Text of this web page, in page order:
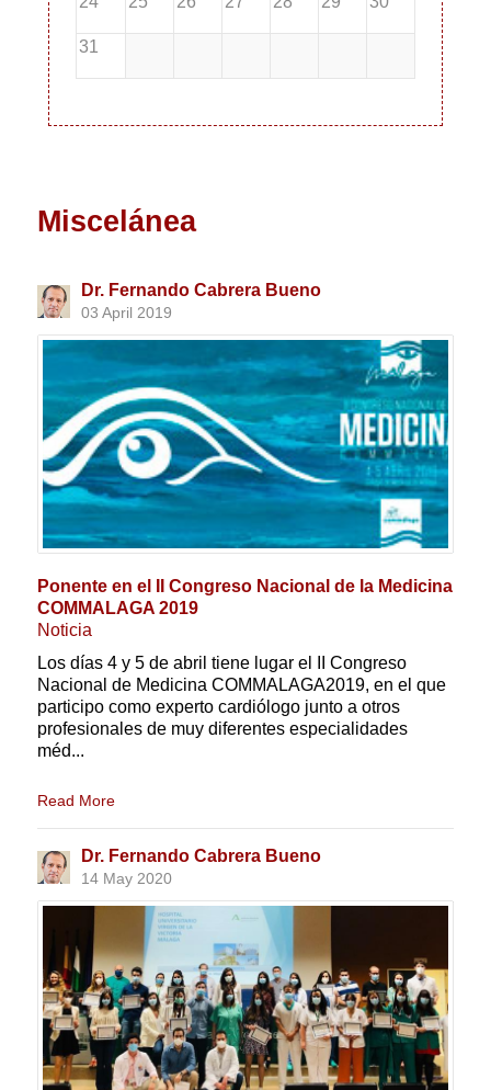
31
Miscelánea
Dr. Fernando Cabrera Bueno
03 April 2019
Ponente en el II Congreso Nacional de la Medicina
COMMALAGA 2019
Noticia
Los días 4 y 5 de abril tiene lugar el II Congreso
Nacional de Medicina COMMALAGA2019, en el que
participo como experto cardiólogo junto a otros
profesionales de muy diferentes especialidades
méd...
Read More
Dr. Fernando Cabrera Bueno
14 May 2020